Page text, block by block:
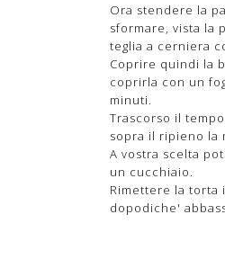
Ora stendere la
sformare, vista la
teglia a cerniera
Coprire quindi la
coprirla con un
minuti.
Trascorso il
sopra il ripieno la
A vostra scelta
un cucchiaio.
Rimettere la torta
dopodiche'